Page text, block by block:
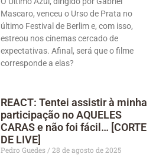
Mascaro, venceu o Urso de Prata no
último Festival de Berlim e, com isso,
estreou nos cinemas cercado de
expectativas. Afinal, será que o filme
corresponde a elas?
REACT: Tentei assistir à minha
participação no AQUELES
CARAS e não foi fácil… [CORTE
DE LIVE]
Pedro Guedes
28 de agosto de 2025